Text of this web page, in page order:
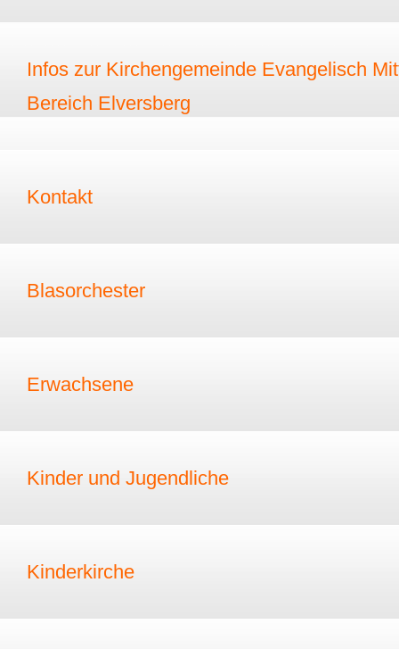
Infos zur Kirchengemeinde Evangelisch
Bereich Elversberg
Kontakt
Blasorchester
Erwachsene
Kinder und Jugendliche
Kinderkirche